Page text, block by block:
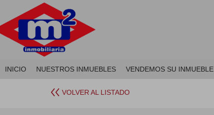
INICIO NUESTROS INMUEBLES VENDEMOS SU INMUEBLE
VOLVER AL LISTADO